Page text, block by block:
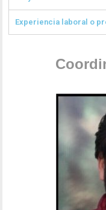
Experiencia laboral o